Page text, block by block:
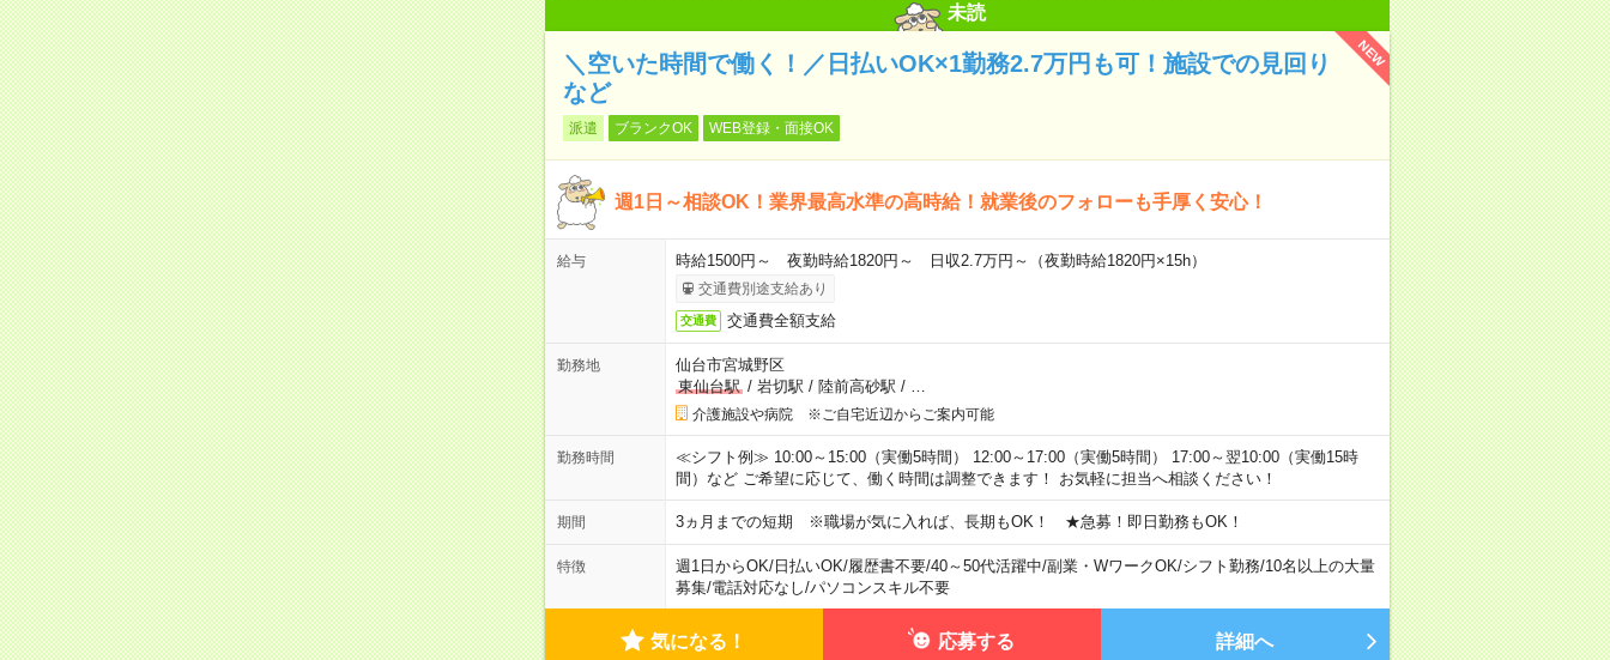
未読
NEW
＼空いた時間で働く！／日払いOK×1勤務2.7万円も可！施設での見回り
など
派遣 ブランクOK WEB登録・面接OK
週1日～相談OK！業界最高水準の高時給！就業後のフォローも手厚く安心！
給与 時給1500円～ 夜勤時給1820円～ 日収2.7万円～（夜勤時給1820円×15h）
交通費別途支給あり
交通費 交通費全額支給
勤務地
仙台市宮城野区
東仙台駅/ 岩切駅 / 陸前高砂駅 /
介護施設や病院 ※ご自宅近辺からご案内可能
勤務時間
≪シフト例≫ 10:00～15:00（実働5時間） 12:00～17:00（実働5時間） 17:00～翌10:00（実働15時
間）など ご希望に応じて、働く時間は調整できます！ お気軽に担当へ相談ください！
期間 3ヵ月までの短期 ※職場が気に入れば、長期もOK！ ★急募！即日勤務もOK！
特徴 週1日からOK/日払いOK/履歴書不要/40～50代活躍中/副業・WワークOK/シフト勤務/10名以上の大量
募集/電話対応なし/パソコンスキル不要
気になる！ 応募する 詳細へ